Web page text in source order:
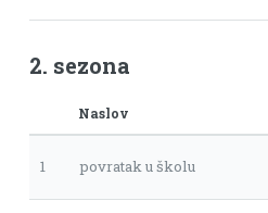
2. sezona
Naslov
1 povratak u školu